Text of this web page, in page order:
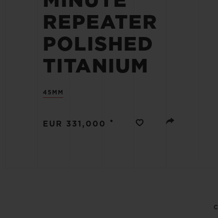
REPEATER
POLISHED
TITANIUM
45MM
EUR 331,000 •
SUMMER MULTI-COLORED
SERVIÇIOS EXCLUSIVOS